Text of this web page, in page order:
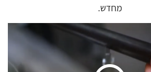
מחדש.